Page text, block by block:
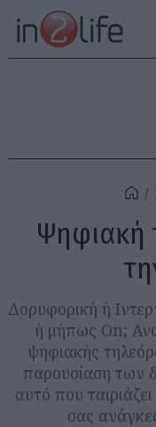
Ψηφιακή
Δορυφορική ή
ή μήπως On;
ψηφιακής
παρουσίαση των
αυτό που
σας